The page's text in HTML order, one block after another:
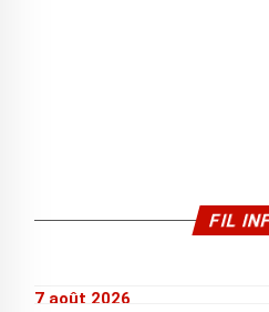
FIL
7 août 2026